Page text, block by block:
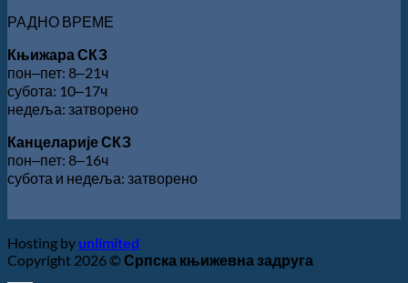
РАДНО ВРЕМЕ
Књижара СКЗ
пон‒пет: 8‒21ч
субота: 10‒17ч
недеља: затворено
Канцеларије СКЗ
пон‒пет: 8‒16ч
субота и недеља: затворено
Hosting by unlimited
Copyright 2026 © Српска књижевна задруга